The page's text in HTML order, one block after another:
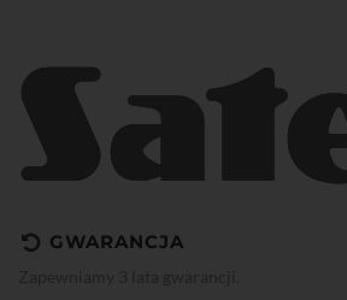
GWARANCJA